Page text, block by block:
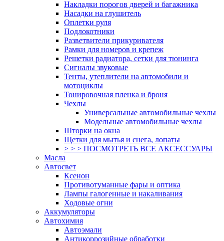
Накладки порогов дверей и багажника
Насадки на глушитель
Оплетки руля
Подлокотники
Разветвители прикуривателя
Рамки для номеров и крепеж
Решетки радиатора, сетки для тюнинга
Сигналы звуковые
Тенты, утеплители на автомобили и
мотоциклы
Тонировочная пленка и броня
Чехлы
Универсальные автомобильные чехлы
Модельные автомобильные чехлы
Шторки на окна
Щетки для мытья и снега, лопаты
> > > ПОСМОТРЕТЬ ВСЕ АКСЕССУАРЫ
Масла
Автосвет
Ксенон
Противотуманные фары и оптика
Лампы галогенные и накаливания
Ходовые огни
Аккумуляторы
Автохимия
Автоэмали
Антикоррозийные обработки